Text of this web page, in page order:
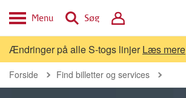
Menu Søg
Ændringer på alle S-togs linjerLæs mere
Forside Find billetter og services